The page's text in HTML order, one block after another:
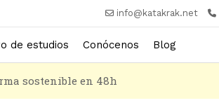
info@katakrak.net
de estudios Conócenos Blog
sostenible en 48h